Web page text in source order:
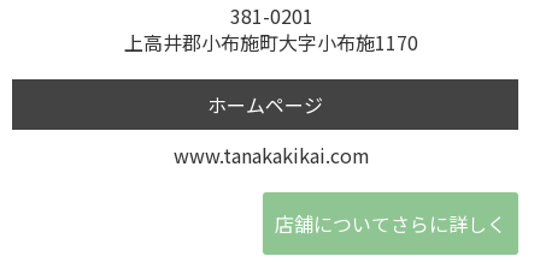
381-0201
上高井郡小布施町大字小布施1170
ホームページ
www.tanakakikai.com
店舗についてさらに詳しく